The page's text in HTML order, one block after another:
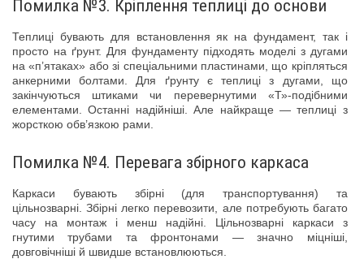
Помилка №3. Кріплення теплиці до основи
Теплиці бувають для встановлення як на фундамент, так і
просто на ґрунт. Для фундаменту підходять моделі з дугами
на «п’ятаках» або зі спеціальними пластинами, що кріпляться
анкерними болтами. Для ґрунту є теплиці з дугами, що
закінчуються штиками чи перевернутими «Т»-подібними
елементами. Останні надійніші. Але найкраще — теплиці з
жорсткою обв’язкою рами.
Помилка №4. Перевага збірного каркаса
Каркаси бувають збірні (для транспортування) та
цільнозварні. Збірні легко перевозити, але потребують багато
часу на монтаж і менш надійні. Цільнозварні каркаси з
гнутими трубами та фронтонами — значно міцніші,
довговічніші й швидше встановлюються.